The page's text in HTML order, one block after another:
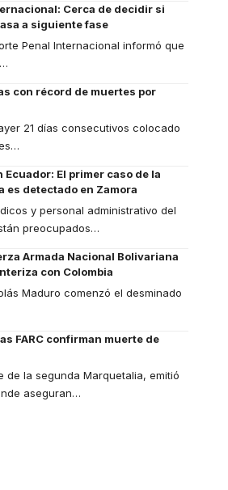
Cerca de decidir si
a siguiente fase
Penal Internacional informó que
…
con récord de muertes por
21 días consecutivos colocado
…
Ecuador: El primer caso de la
es detectado en Zamora
y personal administrativo del
preocupados…
Armada Nacional Bolivariana
con Colombia
Maduro comenzó el desminado
FARC confirman muerte de
de la segunda Marquetalia, emitió
aseguran…